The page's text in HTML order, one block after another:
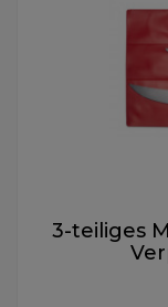
3-teiliges